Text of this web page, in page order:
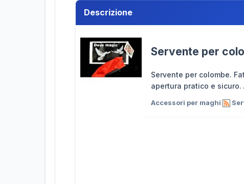
Descrizione
Servente per
Servente per colombe.
apertura pratico e sicuro.
Accessori per maghi